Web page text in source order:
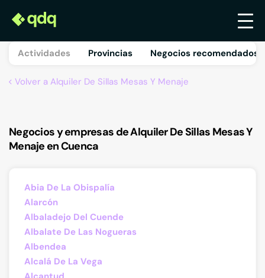
Actividades Provincias Negocios recomendados
Volver a Alquiler De Sillas Mesas Y Menaje
Negocios y empresas de Alquiler De Sillas Mesas Y
Menaje en Cuenca
Abia De La Obispalía
Alarcón
Albaladejo Del Cuende
Albalate De Las Nogueras
Albendea
Alcalá De La Vega